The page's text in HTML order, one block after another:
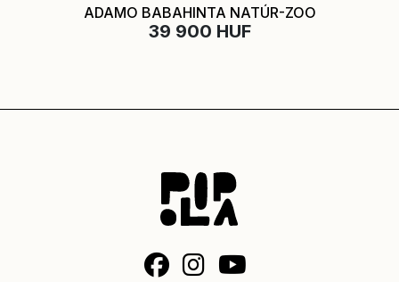
ADAMO BABAHINTA NATÚR-ZOO
39 900 HUF